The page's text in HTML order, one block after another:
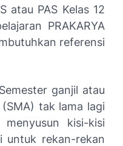
atau PAS Kelas 12
PRAKARYA
referensi
ganjil atau
tak lama lagi
kisi-kisi
untuk rekan-rekan